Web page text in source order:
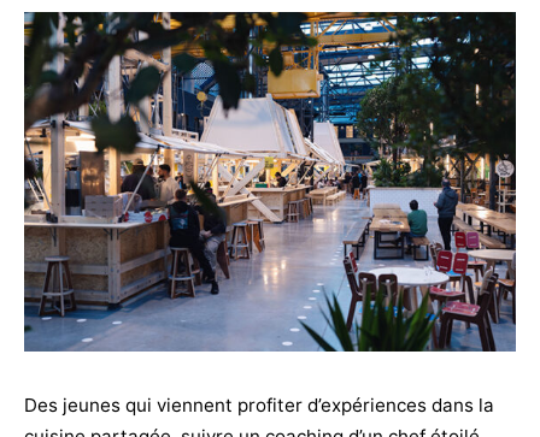
Des jeunes qui viennent profiter d’expériences dans la